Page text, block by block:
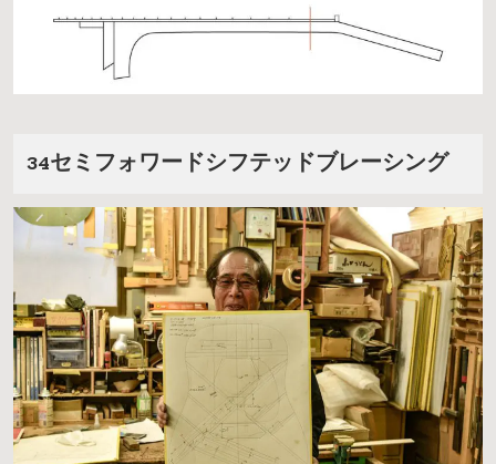
34セミフォワードシフテッドブレーシング